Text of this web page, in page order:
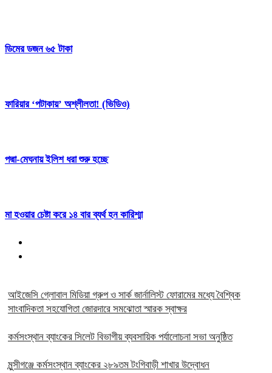
ডিমের ডজন ৬৫ টাকা
ফারিয়ার ‘পটাকায়’ অশ্লীলতা! (ভিডিও)
পদ্মা-মেঘনায় ইলিশ ধরা শুরু হচ্ছে
মা হওয়ার চেষ্টা করে ১৪ বার ব্যর্থ হন কারিশ্মা
আইজেসি গ্লোবাল মিডিয়া গ্রুপ ও সার্ক জার্নালিস্ট ফোরামের মধ্যে বৈশ্বিক
সাংবাদিকতা সহযোগিতা জোরদারে সমঝোতা স্মারক স্বাক্ষর
কর্মসংস্থান ব্যাংকের সিলেট বিভাগীয় ব্যবসায়িক পর্যালোচনা সভা অনুষ্ঠিত
মুন্সীগঞ্জে কর্মসংস্থান ব্যাংকের ২৮৯তম টংগিবাড়ী শাখার উদ্বোধন